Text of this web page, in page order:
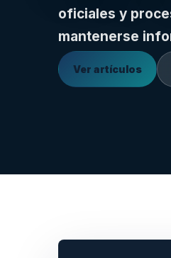
oficiales y
mantenerse
Ver artículos